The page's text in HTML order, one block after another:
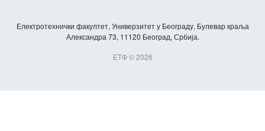
Електротехнички факултет, Универзитет у Београду, Булевар краља
Александра 73, 11120 Београд, Србија.
ЕТФ © 2026